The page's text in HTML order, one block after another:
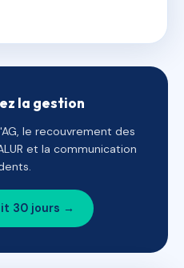
la gestion
le recouvrement des
et la communication
30 jours →